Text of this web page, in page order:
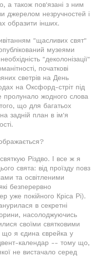
а також пов'язані з ним
джерелом незручностей і
образити інших.
"щасливих свят"
музеями
"деколонізації"
початкові
светрів на День
на Оксфорд-стріт під
пролунало жодного слова
що для багатьох
задній план в ім'я
Різдво. І все ж я
свята: від проїзду повз
та освітленими
безперервно
уже покійного Кріса Рі).
в секретні
насолоджуючись
своїми святковими
я єдина єврейка у
календар -- тому що,
не вистачало серед